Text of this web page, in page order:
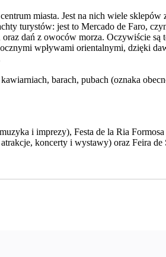
miasta. Jest na nich wiele
turystów: jest to Mercado de Faro,
dań z owoców morza. Oczywiście
wpływami orientalnymi, dzięki
barach, pubach (oznaka
i imprezy), Festa de la Ria
koncerty i wystawy) oraz Feira